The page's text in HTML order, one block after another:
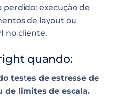
perdido: execução de
de layout ou
no cliente.
quando:
testes de estresse de
de limites de escala.